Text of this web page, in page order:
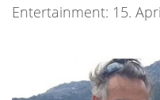
Entertainment: 15.